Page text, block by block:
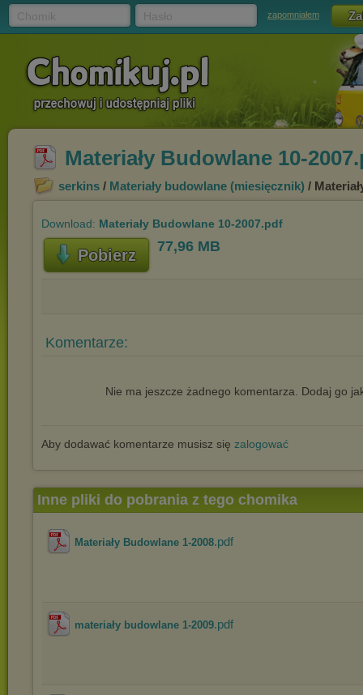
zapomniałem
Materiały Budowlane 10-
serkins / Materiały budowlane (miesięcznik) /
Download: Materiały Budowlane 10-2007.pdf
Pobierz 77,96 MB
Komentarze:
Nie ma jeszcze żadnego komentarza. Dodaj go
Aby dodawać komentarze musisz się zalogować
Inne pliki do pobrania z tego chomika
Materiały Budowlane 1-2008.pdf
materiały budowlane 1-2009.pdf